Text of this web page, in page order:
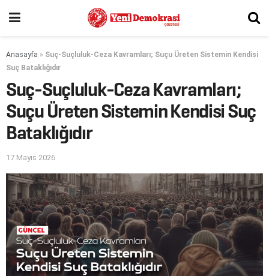
Anasayfa » Suç-Suçluluk-Ceza Kavramları; Suçu Üreten Sistemin Kendisi
Suç Bataklığıdır
Suç-Suçluluk-Ceza Kavramları;
Suçu Üreten Sistemin Kendisi Suç
Bataklığıdır
17 Mayıs 2026